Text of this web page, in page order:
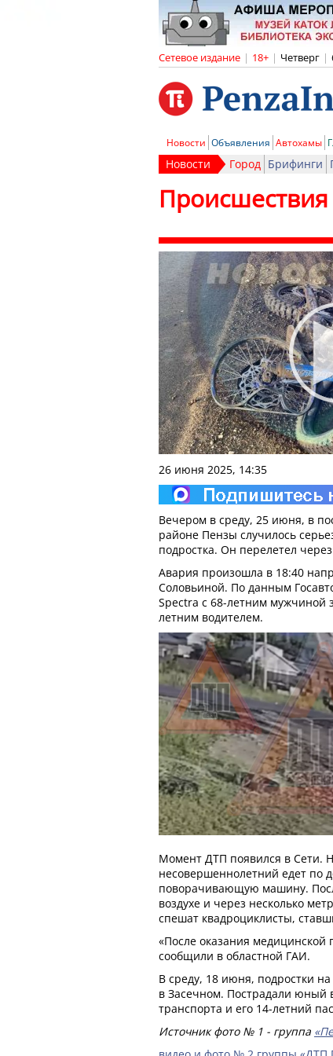
Сетевое издание | 18+ | Четверг |
Новости Объявления Автохамы
Новости Город Брифинги
Происшествия
26 июня 2025, 14:35
Вечером в среду, 25 июня, в
районе Пензы случилось
подростка. Он перелетел
Авария произошла в 18:40
Соловьиной. По данным
Spectra с 68-летним мужчиной
летним водителем.
Момент ДТП появился в Сети.
несовершеннолетний едет по
поворачивающую машину.
воздухе и через несколько
спешат квадроциклисты,
«После оказания
сообщили в областной ГАИ.
В среду, 18 июня, подростки на
в Засечном. Пострадали юный
транспорта и его 14-летний
Источник фото № 1 - группа